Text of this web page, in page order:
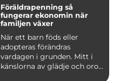
Föräldrapenning så
fungerar ekonomin när
familjen växer
När ett barn föds eller
adopteras förändras
vardagen i grunden. Mitt i
känslorna av glädje och oro